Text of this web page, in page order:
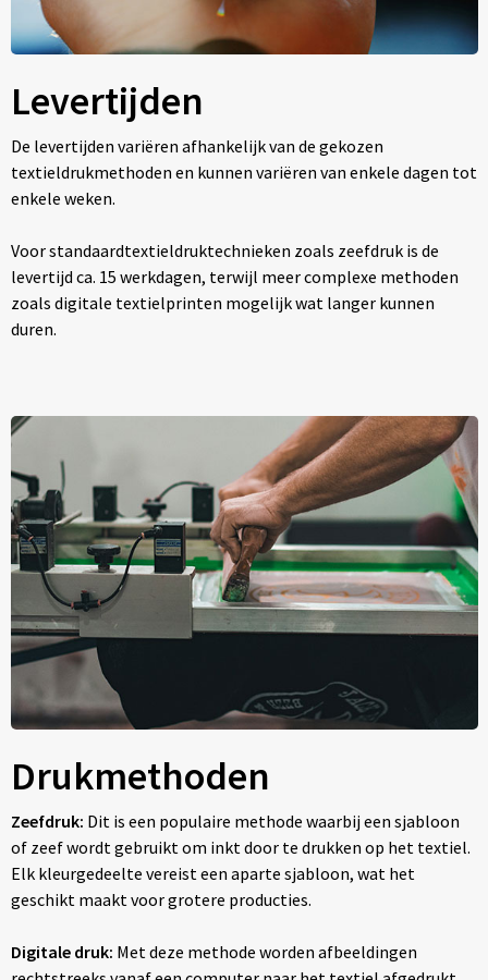
Levertijden
De levertijden variëren afhankelijk van de gekozen
textieldrukmethoden en kunnen variëren van enkele dagen tot
enkele weken.
Voor standaardtextieldruktechnieken zoals zeefdruk is de
levertijd ca. 15 werkdagen, terwijl meer complexe methoden
zoals digitale textielprinten mogelijk wat langer kunnen
duren.
Drukmethoden
Zeefdruk: Dit is een populaire methode waarbij een sjabloon
of zeef wordt gebruikt om inkt door te drukken op het textiel.
Elk kleurgedeelte vereist een aparte sjabloon, wat het
geschikt maakt voor grotere producties.
Digitale druk: Met deze methode worden afbeeldingen